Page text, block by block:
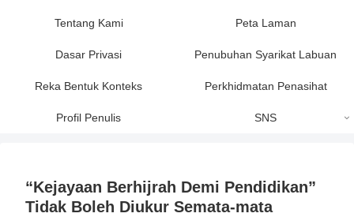
Tentang Kami Peta Laman
Dasar Privasi Penubuhan Syarikat Labuan
Reka Bentuk Konteks Perkhidmatan Penasihat
Profil Penulis SNS
“Kejayaan Berhijrah Demi Pendidikan”
Tidak Boleh Diukur Semata-mata